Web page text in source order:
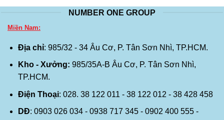
NUMBER ONE GROUP
Miền Nam:
Địa chỉ: 985/32 - 34 Âu Cơ, P. Tân Sơn Nhì, TP.HCM.
Kho - Xưởng: 985/35A-B Âu Cơ, P. Tân Sơn Nhì,
TP.HCM.
Điện Thoại: 028. 38 122 011 - 38 122 012 - 38 428 458
DĐ: 0903 026 034 - 0938 717 345 - 0902 400 555 -